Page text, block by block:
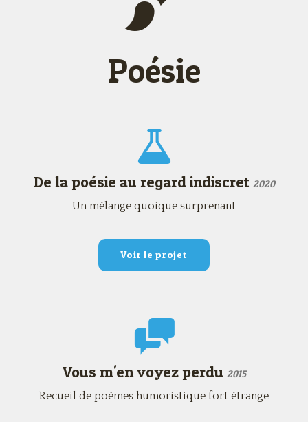
Poésie
De la poésie au regard indiscret 2020
Un mélange quoique surprenant
Voir le projet
Vous m'en voyez perdu 2015
Recueil de poèmes humoristique fort étrange